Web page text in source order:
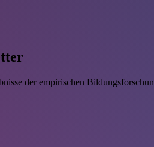
der empirischen